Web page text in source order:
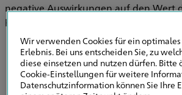
negative Auswirkungen auf den Wert
haben können.
Informationen zu
Einbeziehung von
Wir verwenden Cookies für ein
Erlebnis. Bei uns entscheiden Sie, zu
diese einsetzen und nutzen dürfen. Bitte
Cookie-Einstellungen für weitere
Datenschutzinformation können Sie Ihre